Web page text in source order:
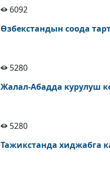
6092
Өзбекстандын соода
5280
Жалал-Абадда курулуш
5280
Тажикстанда хиджабга